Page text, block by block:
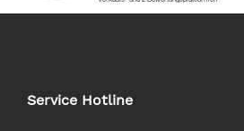
Service Hotline